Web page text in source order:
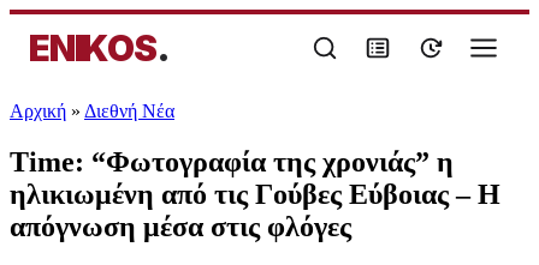
ENIKOS.
Αρχική » Διεθνή Νέα
Time: “Φωτογραφία της χρονιάς” η
ηλικιωμένη από τις Γούβες Εύβοιας – H
απόγνωση μέσα στις φλόγες